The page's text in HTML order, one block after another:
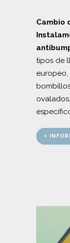
Cambio
tipos de
europeo,
+